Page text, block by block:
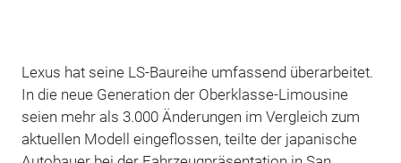
Lexus hat seine LS-Baureihe umfassend überarbeitet.
In die neue Generation der Oberklasse-Limousine
seien mehr als 3.000 Änderungen im Vergleich zum
aktuellen Modell eingeflossen, teilte der japanische